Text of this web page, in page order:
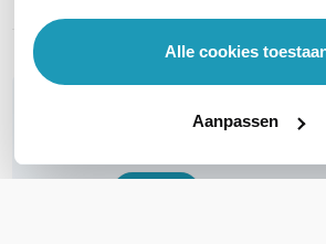
Alle cookies
Aanpassen
Vraag het onze